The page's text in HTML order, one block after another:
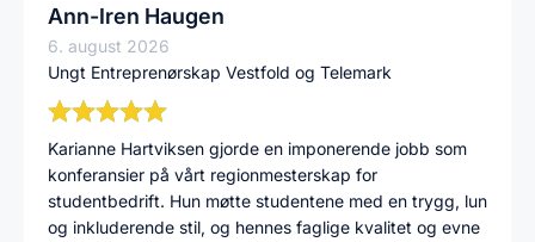
Ann-Iren Haugen
6. august 2026
Ungt Entreprenørskap Vestfold og Telemark
Karianne Hartviksen gjorde en imponerende jobb som
konferansier på vårt regionmesterskap for
studentbedrift. Hun møtte studentene med en trygg, lun
og inkluderende stil, og hennes faglige kvalitet og evne